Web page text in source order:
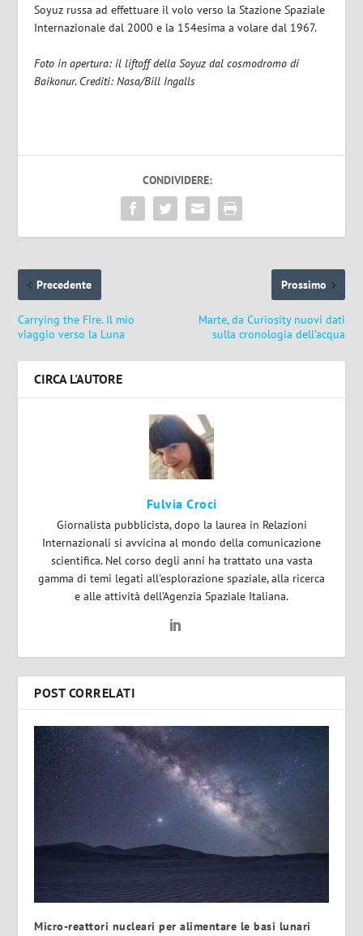
Soyuz russa ad effettuare il volo verso la Stazione Spaziale
Internazionale dal 2000 e la 154esima a volare dal 1967.
Foto in apertura: il liftoff della Soyuz dal cosmodromo di
Baikonur. Crediti: Nasa/Bill Ingalls
CONDIVIDERE:
Precedente
Carrying the Fire. Il mio
viaggio verso la Luna
Prossimo
Marte, da Curiosity nuovi dati
sulla cronologia dell’acqua
CIRCA L'AUTORE
Fulvia Croci
Giornalista pubblicista, dopo la laurea in Relazioni
Internazionali si avvicina al mondo della comunicazione
scientifica. Nel corso degli anni ha trattato una vasta
gamma di temi legati all'esplorazione spaziale, alla ricerca
e alle attività dell’Agenzia Spaziale Italiana.
POST CORRELATI
Micro-reattori nucleari per alimentare le basi lunari